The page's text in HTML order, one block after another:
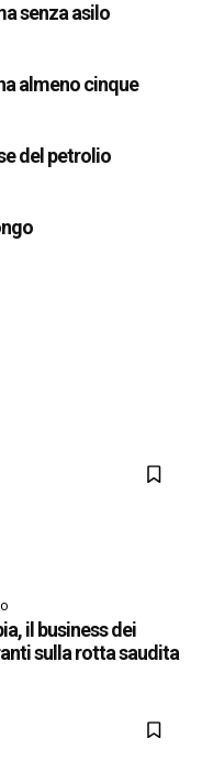
senza asilo
almeno cinque
del petrolio
il business dei
sulla rotta saudita